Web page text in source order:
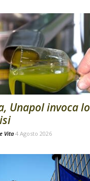
Unapol invoca lo
Vita 4 Agosto 2026